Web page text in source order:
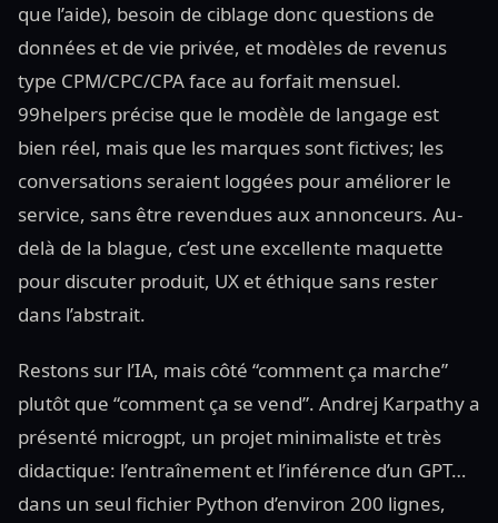
que l’aide), besoin de ciblage donc questions de
données et de vie privée, et modèles de revenus
type CPM/CPC/CPA face au forfait mensuel.
99helpers précise que le modèle de langage est
bien réel, mais que les marques sont fictives; les
conversations seraient loggées pour améliorer le
service, sans être revendues aux annonceurs. Au-
delà de la blague, c’est une excellente maquette
pour discuter produit, UX et éthique sans rester
dans l’abstrait.
Restons sur l’IA, mais côté “comment ça marche”
plutôt que “comment ça se vend”. Andrej Karpathy a
présenté microgpt, un projet minimaliste et très
didactique: l’entraînement et l’inférence d’un GPT…
dans un seul fichier Python d’environ 200 lignes,